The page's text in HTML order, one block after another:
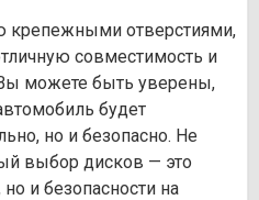
отверстиями,
совместимость и
можете быть уверены,
будет
но и безопасно. Не
выбор дисков — это
но и безопасности на